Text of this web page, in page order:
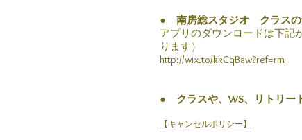
● 南房総スタジオ クラスの
アプリのダウンロードは下記
ります）
http://wix.to/kkCqBaw?ref=rm
● クラスや、WS、リトリー
【キャンセルポリシー】